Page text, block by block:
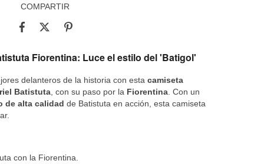
COMPARTIR
Fiorentina: Luce el estilo del 'Batigol'
delanteros de la historia con esta camiseta
Batistuta , con su paso por la Fiorentina . Con un
de alta calidad de Batistuta en acción, esta camiseta
con la Fiorentina.